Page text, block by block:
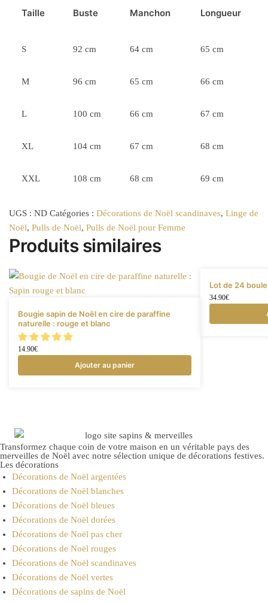
Taille Buste Manchon Longueur
S 92 cm 64 cm 65 cm
M 96 cm 65 cm 66 cm
L 100 cm 66 cm 67 cm
XL 104 cm 67 cm 68 cm
XXL 108 cm 68 cm 69 cm
UGS : ND Catégories : Décorations de Noël scandinaves, Linge de
Noël, Pulls de Noël, Pulls de Noël pour Femme
Produits similaires
Bougie sapin de Noël en cire de paraffine
naturelle : rouge et blanc
14.90€
Ajouter au panier
Lot de 24
34.90€
Transformez chaque coin de votre maison en un véritable pays des
merveilles de Noël avec notre sélection unique de décorations festives.
Les décorations
Décorations de Noël argentées
Décorations de Noël blanches
Décorations de Noël bleues
Décorations de Noël dorées
Décorations de Noël pas cher
Décorations de Noël rouges
Décorations de Noël scandinaves
Décorations de Noël vertes
Décorations de sapins de Noël